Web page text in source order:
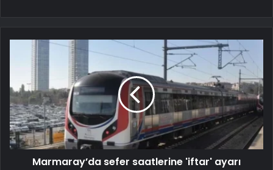
Marmaray’da sefer saatlerine 'iftar' ayarı